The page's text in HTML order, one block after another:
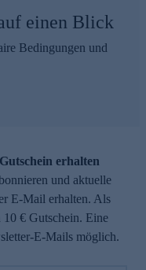
einen Blick
Bedingungen und
erhalten
und aktuelle
E-Mail erhalten. Als
10 € Gutschein. Eine
E-Mails möglich.